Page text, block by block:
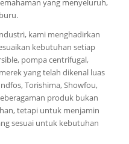
yang menyeluruh,
kami menghadirkan
kebutuhan setiap
pompa centrifugal,
yang telah dikenal luas
Torishima, Showfou,
produk bukan
tetapi untuk menjamin
sesuai untuk kebutuhan